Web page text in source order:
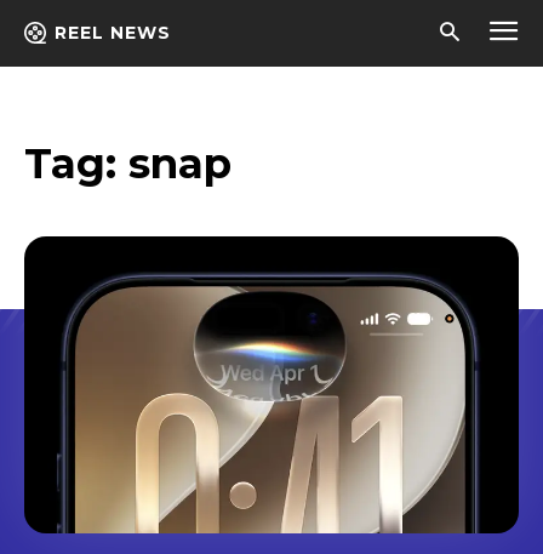
REEL NEWS
Tag: snap